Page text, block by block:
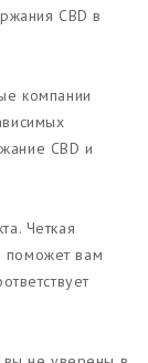
CBD в
компании
CBD и
Четкая
поможет вам